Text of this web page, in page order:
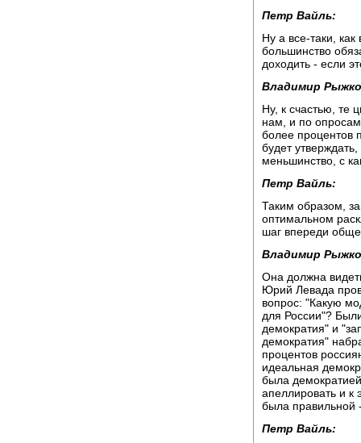
Петр Вайль:
Ну а все-таки,
большинство
доходить - если
Владимир
Ну, к счастью, те
нам, и по
более процентов
будет
меньшинство, с
Петр Вайль:
Таким образом,
оптимальном
шаг впереди
Владимир
Она должна
Юрий Левада
вопрос: "Какую
для России"?
демократия" и
демократия"
процентов
идеальная
была
апеллировать и к
была правильной
Петр Вайль: